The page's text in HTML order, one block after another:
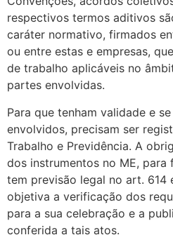
respectivos termos aditivos
caráter normativo, firmados
ou entre estas e empresas,
de trabalho aplicáveis no
partes envolvidas.
Para que tenham validade e
envolvidos, precisam ser
Trabalho e Previdência. A
dos instrumentos no ME,
tem previsão legal no art. 614
objetiva a verificação dos
para a sua celebração e a
conferida a tais atos.